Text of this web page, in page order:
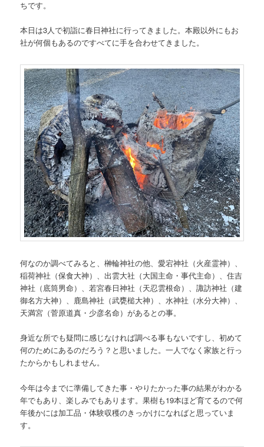
ちです。
本日は3人で初詣に春日神社に行ってきました。本殿以外にもお
社が何個もあるのですべてに手を合わせてきました。
何なのか調べてみると、榊輪神社の他、愛宕神社（火産霊神）、
稲荷神社（保食大神）、出雲大社（大国主命・事代主命）、住吉
神社（底筒男命）、若宮春日神社（天忍雲根命）、諏訪神社（建
御名方大神）、鹿島神社（武甕槌大神）、水神社（水分大神）、
天満宮（菅原道真・少彦名命）があるとの事。
身近な所でも疑問に感じなければ調べる事もないですし、初めて
何のためにあるのだろう？と思いました。一人でなく家族と行っ
たからかもしれません。
今年は今までに準備してきた事・やりたかった事の結果がわかる
年でもあり、楽しみでもあります。果樹も19本ほど育てるので何
年後かには加工品・体験収穫のきっかけになればと思っていま
す。